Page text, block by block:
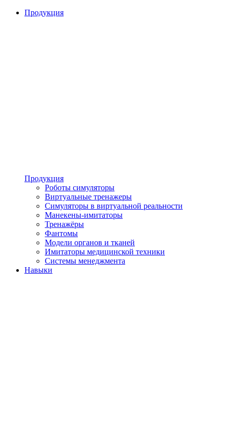
Продукция
Продукция
Роботы симуляторы
Виртуальные тренажеры
Симуляторы в виртуальной реальности
Манекены-имитаторы
Тренажёры
Фантомы
Модели органов и тканей
Имитаторы медицинской техники
Системы менеджмента
Навыки